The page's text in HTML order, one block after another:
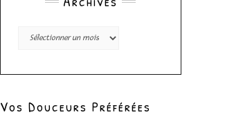
Archives
Vos Douceurs Préférées